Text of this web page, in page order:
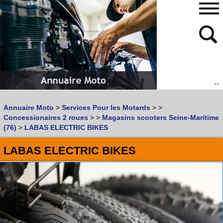
--
Vous recherchez un garage MOTOouSCOOTER
Quoi :
Où :
Trouver un garage Moto !
Retrouvez dans votre VILLE
les bonnes adresses deL'ANNUAIRE MOTO & SCOOTER
480
768
Annuaire Moto > Services Pour les Motards > >
Concessionaires 2 roues > > Magasins scooters Seine-Maritime
(76) > LABAS ELECTRIC BIKES
LABAS ELECTRIC BIKES